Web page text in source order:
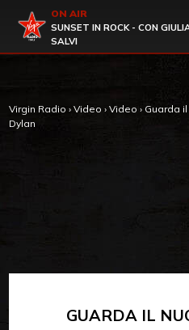
Virgin Radio
ON AIR
SUNSET IN ROCK - CON
SALVI
Virgin Radio › Video › Video › Guarda
Dylan
GUARDA IL